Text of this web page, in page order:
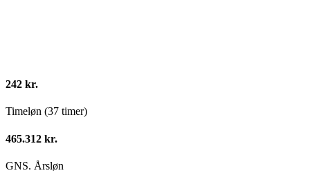
242 kr.
Timeløn (37 timer)
465.312 kr.
GNS. Årsløn